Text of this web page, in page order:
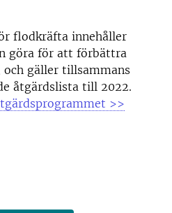
flodkräfta innehåller
göra för att förbättra
gäller tillsammans
åtgärdslista till 2022.
>>